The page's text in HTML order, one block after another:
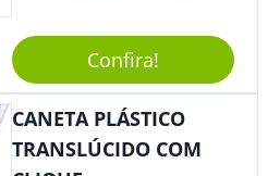
Sua Empresa Em Eventos,
Reuniões Corporativas Ou Até
Mesmo Para Presentear
Colaboradores E Parceiros De
Sua Empresa.
Confira!
CANETA PLÁSTICO
TRANSLÚCIDO COM